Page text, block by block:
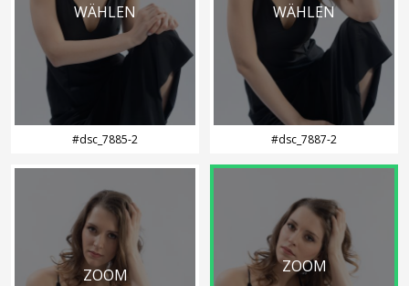
WÄHLEN
#dsc_7885-2
WÄHLEN
#dsc_7887-2
ZOOM ZOOM